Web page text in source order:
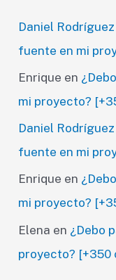
Daniel Rodríguez
fuente en mi
Enrique en
mi proyecto?
Daniel Rodríguez
fuente en mi
Enrique en
mi proyecto?
Elena en ¿Debo
proyecto? [+350